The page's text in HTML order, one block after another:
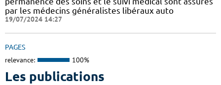
par les médecins généralistes libéraux auto
19/07/2024 14:27
PAGES
relevance: 100%
Les publications